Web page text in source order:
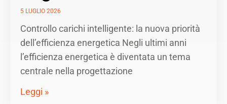
5 LUGLIO 2026
Controllo carichi intelligente: la nuova priorità
dell’efficienza energetica Negli ultimi anni
l’efficienza energetica è diventata un tema
centrale nella progettazione
Leggi »